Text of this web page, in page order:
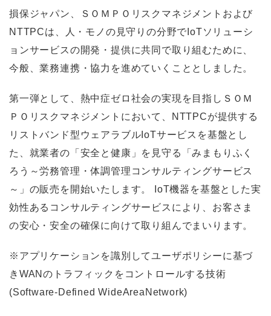
損保ジャパン、ＳＯＭＰＯリスクマネジメントおよび
NTTPCは、人・モノの見守りの分野でIoTソリューシ
ョンサービスの開発・提供に共同で取り組むために、
今般、業務連携・協力を進めていくこととしました。
第一弾として、熱中症ゼロ社会の実現を目指しＳＯＭ
ＰＯリスクマネジメントにおいて、NTTPCが提供する
リストバンド型ウェアラブルIoTサービスを基盤とし
た、就業者の「安全と健康」を見守る「みまもりふく
ろう～労務管理・体調管理コンサルティングサービス
～」の販売を開始いたします。 IoT機器を基盤とした実
効性あるコンサルティングサービスにより、お客さま
の安心・安全の確保に向けて取り組んでまいります。
※アプリケーションを識別してユーザポリシーに基づ
きWANのトラフィックをコントロールする技術
(Software-Defined WideAreaNetwork)